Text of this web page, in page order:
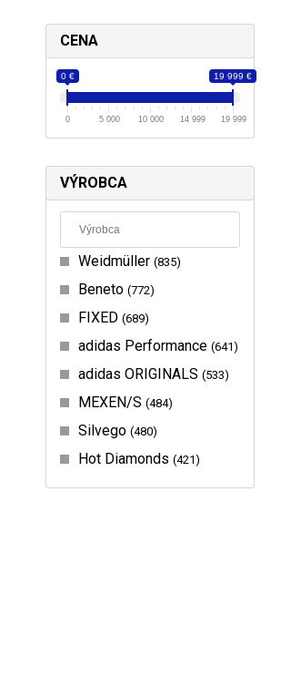
CENA
0 € 19 999 €
0 5 000 10 000 14 999 19 999
VÝROBCA
Weidmüller 835
Beneto 772
FIXED 689
adidas Performance 641
adidas ORIGINALS 533
MEXEN/S 484
Silvego 480
Hot Diamonds 421